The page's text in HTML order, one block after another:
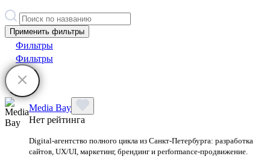
Применить фильтры
Фильтры
Фильтры
Media Bay
Нет рейтинга
Digital‑агентство полного цикла из Санкт‑Петербурга: разработка
сайтов, UX/UI, маркетинг, брендинг и performance‑продвижение.